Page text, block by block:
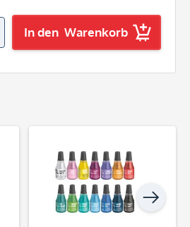
In den Warenkorb